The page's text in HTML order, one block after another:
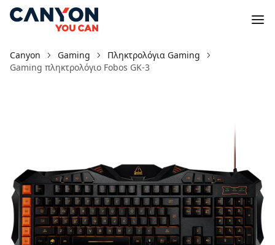
Canyon Gaming
Πληκτρολόγια Gaming
Gaming πληκτρολόγιο Fobos GK-3